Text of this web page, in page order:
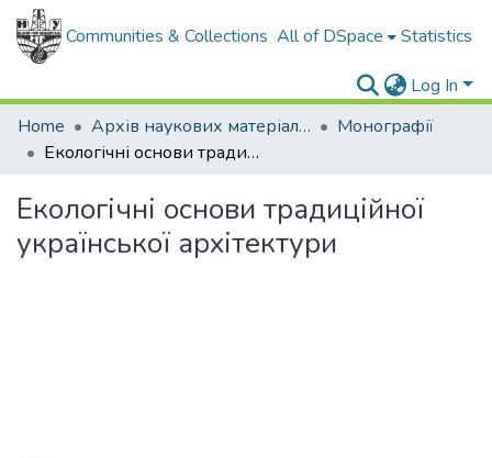
Communities & Collections All of DSpace Statistics
Log In
Home
Архів наукових матеріалів
Монографії
Екологічні основи традиційної української архітектури
Екологічні основи традиційної
української архітектури